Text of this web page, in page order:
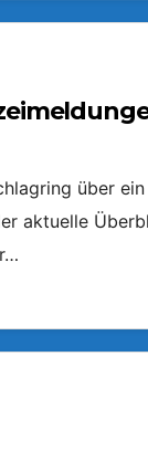
über
aktuelle